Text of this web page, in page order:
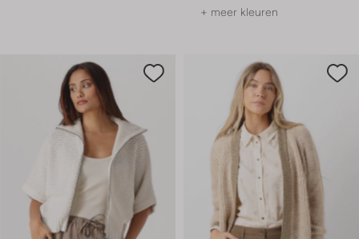
+ meer kleuren